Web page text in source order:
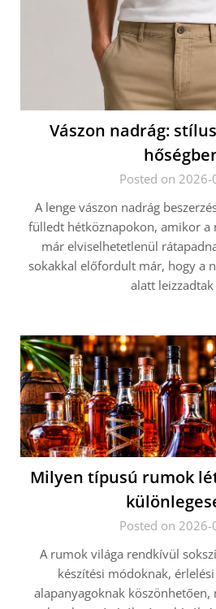
Vászon nadrág:
Posted on 2026-
A lenge vászon nadrág
fülledt hétköznapokon, amikor a
már elviselhetetlenül
sokakkal előfordult már, hogy a
alatt
Milyen típusú rumok
Posted on 2026-
A rumok világa rendkívül
készítési módoknak,
alapanyagoknak